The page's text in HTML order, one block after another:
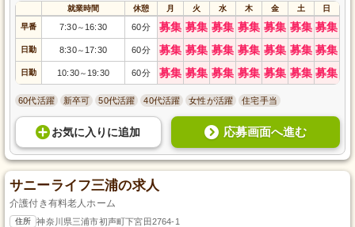
就業時間 休憩 月 火 水 木 金 土 日
早番 7:30～ 16:30 60分 募集 募集 募集 募集 募集 募集 募集
日勤 8:30～ 17:30 60分 募集 募集 募集 募集 募集 募集 募集
日勤 10:30～ 19:30 60分 募集 募集 募集 募集 募集 募集 募集
60代活躍 新卒可 50代活躍 40代活躍 女性が活躍 住宅手当
お気に入り に追加 応募画面へ進む
サニーライフ三浦の求人
介護付き有料老人ホーム
住所 神奈川県三浦市初声町下宮田2764-1